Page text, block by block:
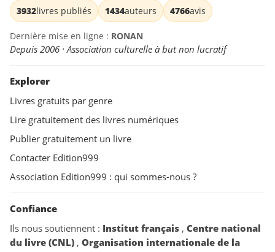
3932livres publiés 1434auteurs 4766avis
Dernière mise en ligne : RONAN
Depuis 2006 · Association culturelle à but non lucratif
Explorer
Livres gratuits par genre
Lire gratuitement des livres numériques
Publier gratuitement un livre
Contacter Edition999
Association Edition999 : qui sommes-nous ?
Confiance
Ils nous soutiennent : Institut français , Centre national
du livre (CNL) , Organisation internationale de la